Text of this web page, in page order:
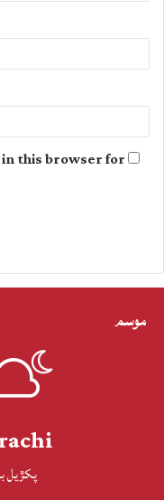
in this browser for
موسم
پکڙيل